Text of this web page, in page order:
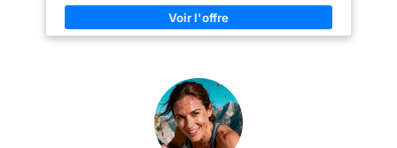
valves Halkey-Roberts,
facile à nettoyer avec le
haute densité assure la
rigidité, l'aileron
directionnel amovible
offre une excellente